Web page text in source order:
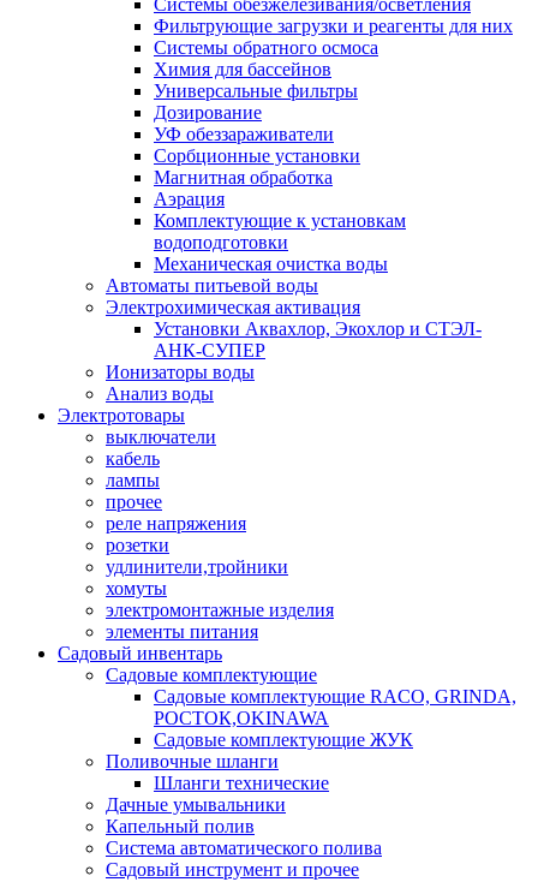
Системы обезжелезивания/осветления
Фильтрующие загрузки и реагенты для них
Системы обратного осмоса
Химия для бассейнов
Универсальные фильтры
Дозирование
УФ обеззараживатели
Сорбционные установки
Магнитная обработка
Аэрация
Комплектующие к установкам
водоподготовки
Механическая очистка воды
Автоматы питьевой воды
Электрохимическая активация
Установки Аквахлор, Экохлор и СТЭЛ-
АНК-СУПЕР
Ионизаторы воды
Анализ воды
Электротовары
выключатели
кабель
лампы
прочее
реле напряжения
розетки
удлинители,тройники
хомуты
электромонтажные изделия
элементы питания
Садовый инвентарь
Садовые комплектующие
Садовые комплектующие RACO, GRINDA,
РОСТОК,OKINAWA
Садовые комплектующие ЖУК
Поливочные шланги
Шланги технические
Дачные умывальники
Капельный полив
Система автоматического полива
Садовый инструмент и прочее